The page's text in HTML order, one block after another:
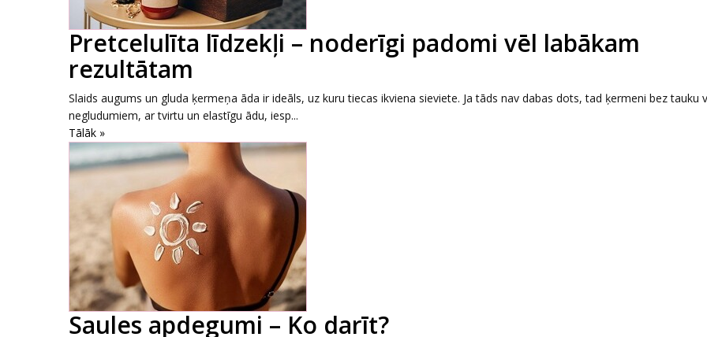
Pretcelulīta līdzekļi – noderīgi padomi vēl labākam
rezultātam
Slaids augums un gluda ķermeņa āda ir ideāls, uz kuru tiecas ikviena sieviete. Ja tāds nav dabas dots, tad ķermeni bez tauku
negludumiem, ar tvirtu un elastīgu ādu, iesp...
Tālāk »
Saules apdegumi – Ko darīt?